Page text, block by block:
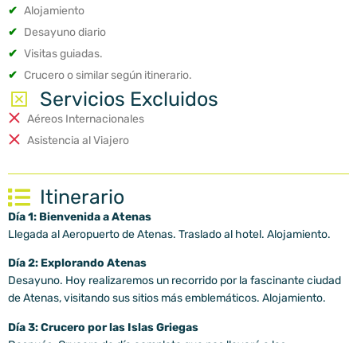
✔ Alojamiento
✔ Desayuno diario
✔ Visitas guiadas.
✔ Crucero o similar según itinerario.
Servicios Excluidos
Aéreos Internacionales
Asistencia al Viajero
Itinerario
Día 1: Bienvenida a Atenas
Llegada al Aeropuerto de Atenas. Traslado al hotel. Alojamiento.
Día 2: Explorando Atenas
Desayuno. Hoy realizaremos un recorrido por la fascinante ciudad
de Atenas, visitando sus sitios más emblemáticos. Alojamiento.
Día 3: Crucero por las Islas Griegas